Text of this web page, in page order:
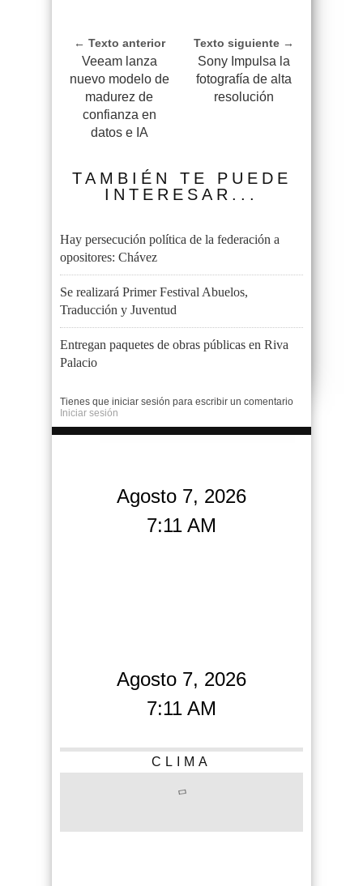
← Texto anterior
Veeam lanza
nuevo modelo de
madurez de
confianza en
datos e IA
Texto siguiente →
Sony Impulsa la
fotografía de alta
resolución
TAMBIÉN TE PUEDE
INTERESAR...
Hay persecución política de la federación a
opositores: Chávez
Se realizará Primer Festival Abuelos,
Traducción y Juventud
Entregan paquetes de obras públicas en Riva
Palacio
Tienes que iniciar sesión para escribir un comentario
Iniciar sesión
Agosto 7, 2026
7:11 AM
Agosto 7, 2026
7:11 AM
CLIMA